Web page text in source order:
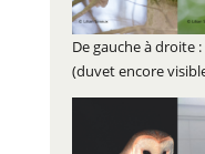
De gauche à droite
(duvet encore